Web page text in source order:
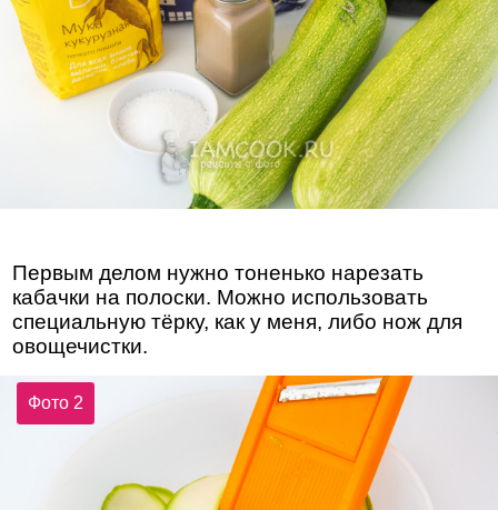
Первым делом нужно тоненько нарезать
кабачки на полоски. Можно использовать
специальную тёрку, как у меня, либо нож для
овощечистки.
Фото 2